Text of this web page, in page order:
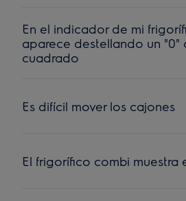
En el indicador de mi
aparece destellando un "0"
cuadrado
Es difícil mover los cajones
El frigorífico combi muestra